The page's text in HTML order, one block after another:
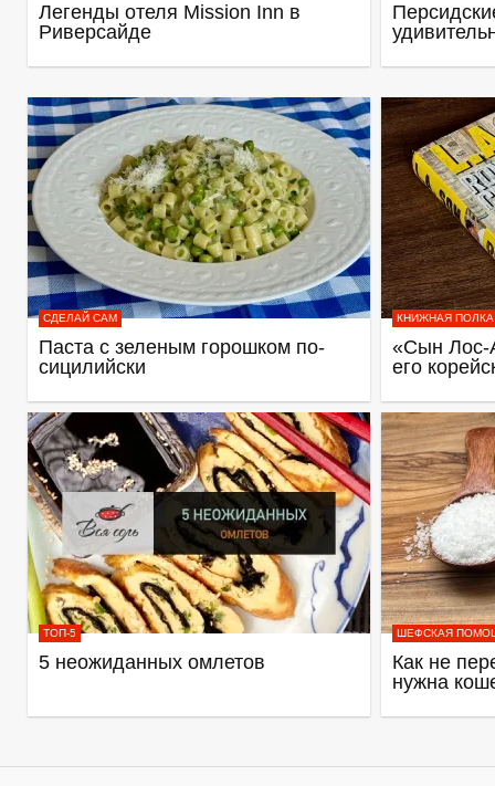
Легенды отеля Mission Inn в
Риверсайде
СДЕЛАЙ САМ
Паста с зеленым горошком по-
сицилийски
КНИЖНАЯ ПОЛКА
«Сын Лос-
его
ТОП-5
5 неожиданных омлетов
ШЕФСКАЯ
Как не
нужна